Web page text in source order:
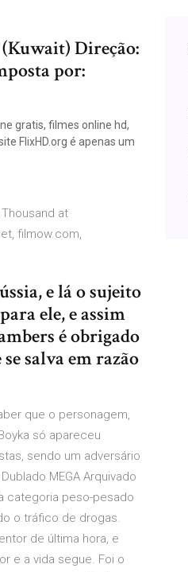
(Kuwait) Direção:
por:
gratis, filmes online hd,
FlixHD.org é apenas um
at
filmow.com,
e lá o sujeito
ele, e assim
é obrigado
salva em razão
que o personagem,
só apareceu
sendo um adversário
MEGA Arquivado
categoria peso-pesado
o tráfico de drogas.
de última hora, e
e a vida segue. Foi o